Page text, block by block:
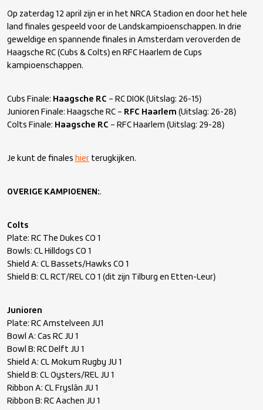
Op zaterdag 12 april zijn er in het NRCA Stadion en door het hele
land finales gespeeld voor de Landskampioenschappen. In drie
geweldige en spannende finales in Amsterdam veroverden de
Haagsche RC (Cubs & Colts) en RFC Haarlem de Cups
kampioenschappen.
Cubs Finale: Haagsche RC – RC DIOK (Uitslag: 26-15)
Junioren Finale: Haagsche RC – RFC Haarlem (Uitslag: 26-28)
Colts Finale: Haagsche RC – RFC Haarlem (Uitslag: 29-28)
Je kunt de finales hier terugkijken.
OVERIGE KAMPIOENEN:.
Colts
Plate: RC The Dukes CO 1
Bowls: CL Hilldogs CO 1
Shield A: CL Bassets/Hawks CO 1
Shield B: CL RCT/REL CO 1 (dit zijn Tilburg en Etten-Leur)
Junioren
Plate: RC Amstelveen JU1
Bowl A: Cas RC JU 1
Bowl B: RC Delft JU 1
Shield A: CL Mokum Rugby JU 1
Shield B: CL Oysters/REL JU 1
Ribbon A: CL Fryslân JU 1
Ribbon B: RC Aachen JU 1